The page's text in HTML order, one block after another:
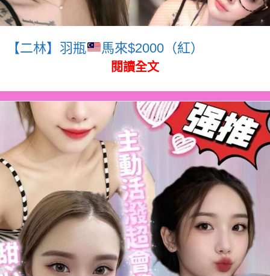
【二林】羽瓶 馬來$2000（紅）
閱讀全文